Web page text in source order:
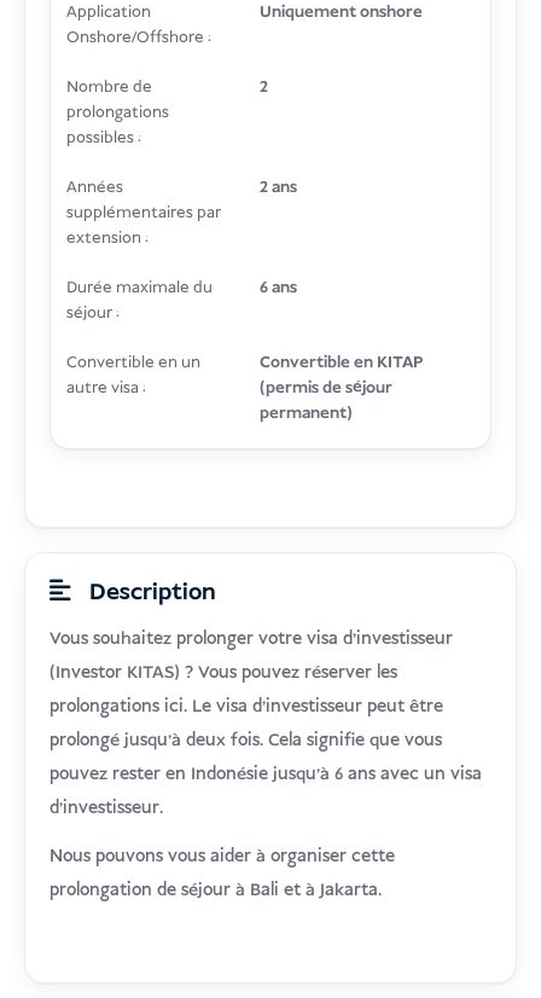
Application
Onshore/Offshore :
Uniquement onshore
Nombre de
prolongations
possibles :
2
Années
supplémentaires par
extension :
2 ans
Durée maximale du
séjour :
6 ans
Convertible en un
autre visa :
Convertible en KITAP
(permis de séjour
permanent)
Description
Vous souhaitez prolonger votre visa d'investisseur
(Investor KITAS) ? Vous pouvez réserver les
prolongations ici. Le visa d'investisseur peut être
prolongé jusqu'à deux fois. Cela signifie que vous
pouvez rester en Indonésie jusqu'à 6 ans avec un visa
d'investisseur.
Nous pouvons vous aider à organiser cette
prolongation de séjour à Bali et à Jakarta.